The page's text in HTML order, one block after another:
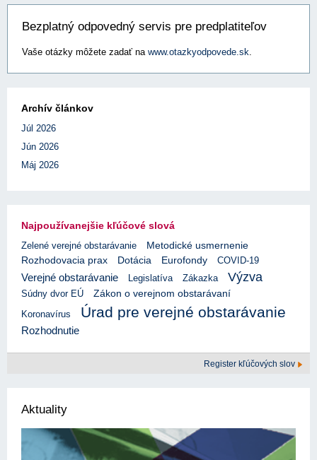
Bezplatný odpovedný servis pre predplatiteľov
Vaše otázky môžete zadať na www.otazkyodpovede.sk
Archív článkov
Júl 2026
Jún 2026
Máj 2026
Najpoužívanejšie kľúčové slová
Zelené verejné obstarávanie Metodické usmernenie
Rozhodovacia prax Dotácia Eurofondy COVID-19
Verejné obstarávanie Legislatíva Zákazka Výzva
Súdny dvor EÚ
Zákon o verejnom obstarávaní
Koronavírus
Úrad pre verejné obstarávanie
Rozhodnutie
Register kľúčových slov
Aktuality